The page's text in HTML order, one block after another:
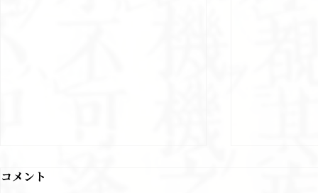
コメント